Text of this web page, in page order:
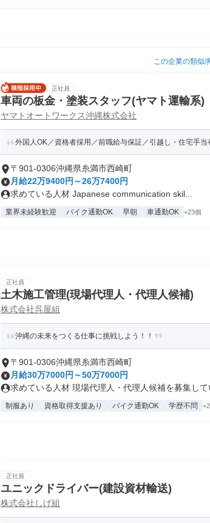
この企業の類似
正社員
車両の板金・塗装スタッフ(ヤマト運輸系)
ヤマトオートワークス沖縄株式会社
外国人OK／資格者採用／前職給与保証／引越し・住宅手当
〒901-0306沖縄県糸満市西崎町
月給22万9400円～26万7400円
求めている人材 Japanese communication skil...
業界未経験歓迎 バイク通勤OK 早朝 車通勤OK +23個
正社員
土木施工管理(現場代理人・代理人候補)
株式会社呉屋組
沖縄の未来をつくる仕事に挑戦しよう！！
〒901-0306沖縄県糸満市西崎町
月給30万7000円～50万7000円
求めている人材 現場代理人・代理人候補を募集して
制服あり 資格取得支援あり バイク通勤OK 学歴不問
正社員
ユニックドライバー(建設資材輸送)
株式会社しげ組